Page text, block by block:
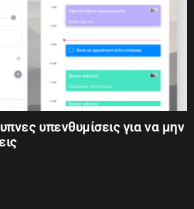
υπενθυμίσεις για να μην